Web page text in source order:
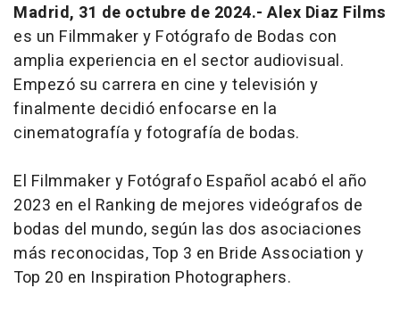
Madrid, 31 de octubre de 2024.- Alex Diaz Films
es un Filmmaker y Fotógrafo de Bodas con
amplia experiencia en el sector audiovisual.
Empezó su carrera en cine y televisión y
finalmente decidió enfocarse en la
cinematografía y fotografía de bodas.
El Filmmaker y Fotógrafo Español acabó el año
2023 en el Ranking de mejores videógrafos de
bodas del mundo, según las dos asociaciones
más reconocidas, Top 3 en Bride Association y
Top 20 en Inspiration Photographers.